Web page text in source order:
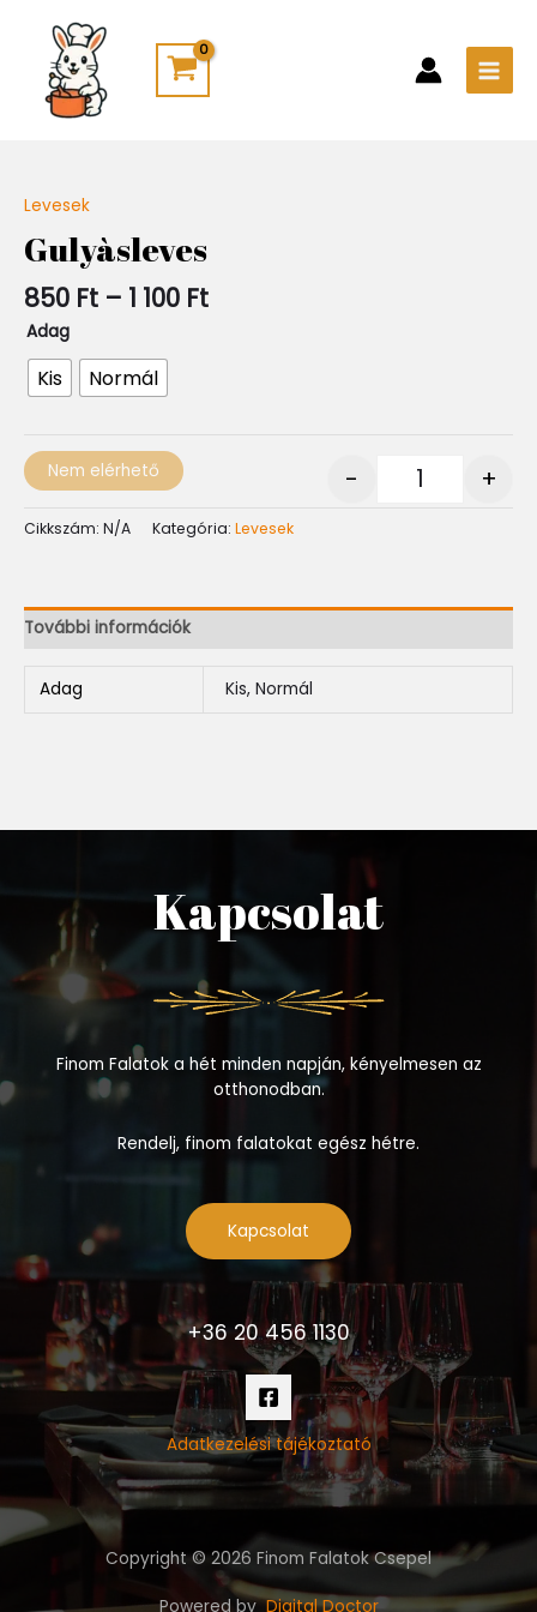
content
Levesek
Gulyàsleves
850 Ft – 1 100 Ft1
100 Ft
Adag
Kis Normál
- +
Nem elérhető
Cikkszám: N/A Kategória: Levesek
További információk
Adag Kis, Normál
Kapcsolat
Finom Falatok a hét minden napján, kényelmesen az
otthonodban.
Rendelj, finom falatokat egész hétre.
Kapcsolat
+36 20 456 1130
Adatkezelési tájékoztató
Copyright © 2026 Finom Falatok Csepel
Powered byDigital Doctor